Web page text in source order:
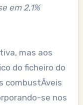
em 2,1%
mas aos
do ficheiro do
combustÃ­veis
se nos